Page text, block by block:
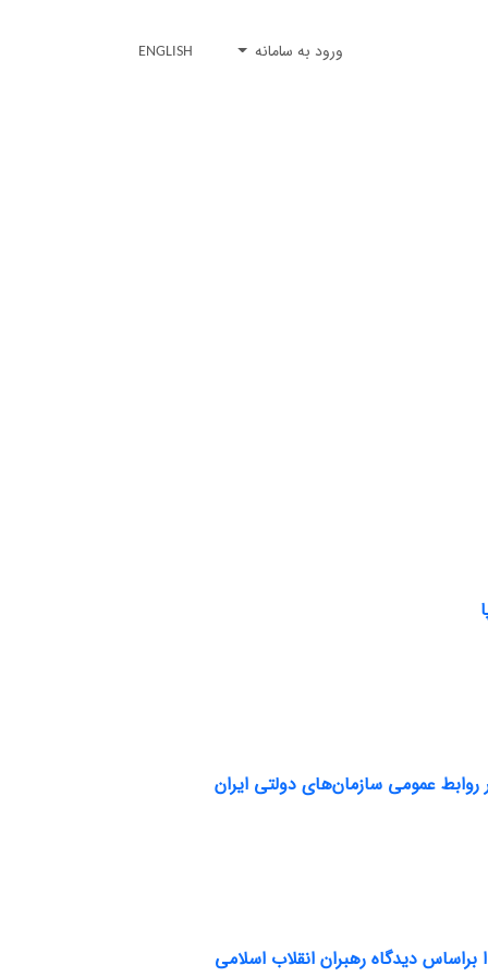
ورود به سامانه ENGLISH
عمومی سازمان‌های دولتی ایران
دیدگاه رهبران انقلاب اسلامی